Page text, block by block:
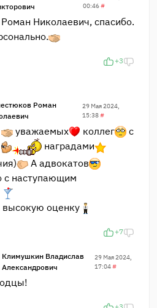
00:46#
Николаевич, спасибо.
+3
Роман
29 Мая 2024,
15:38#
уважаемых коллег
с
наградами
А адвокатов
с наступающим
высокую оценку
+7
Климушкин Владислав
Александрович
29 Мая 2024,
17:04#